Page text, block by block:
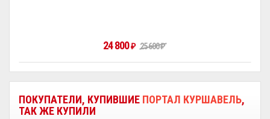
24 800₽ 25 600₽
ПОКУПАТЕЛИ, КУПИВШИЕ ПОРТАЛ КУРШАВЕЛЬ,
ТАК ЖЕ КУПИЛИ